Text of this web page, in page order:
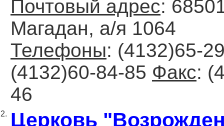
Почтовый адрес:
Магадан, а/я 1064
Телефоны: (4132)65-
(4132)60-84-85 Факс:
46
2. Церковь